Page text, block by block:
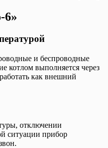
6»
и беспроводные
котлом выполняется через
как внешний
отключении
ситуации прибор